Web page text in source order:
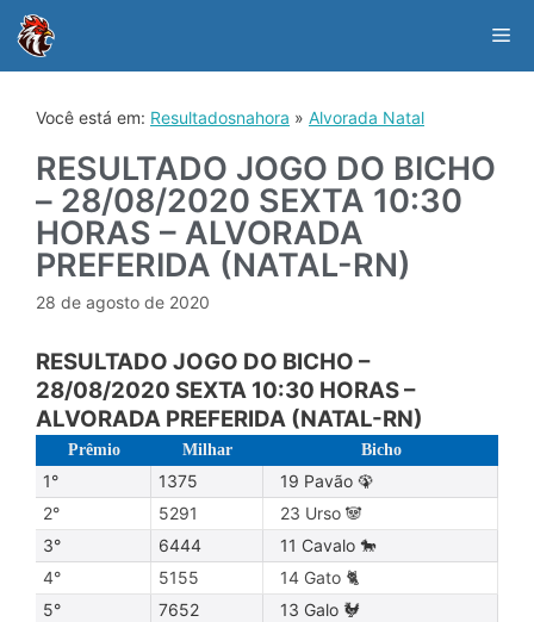
content
Você está em: Resultadosnahora » Alvorada Natal
RESULTADO JOGO DO BICHO
– 28/08/2020 SEXTA 10:30
HORAS – ALVORADA
PREFERIDA (NATAL-RN)
28 de agosto de 2020
RESULTADO JOGO DO BICHO –
28/08/2020 SEXTA 10:30 HORAS –
ALVORADA PREFERIDA (NATAL-RN)
Prêmio Milhar Bicho
1° 1375
19 Pavão 🦚
2°
5291
23 Urso 🐼
3°
6444
11 Cavalo 🐎
4°
5155
14 Gato 🐈
5°
7652
13 Galo 🐓